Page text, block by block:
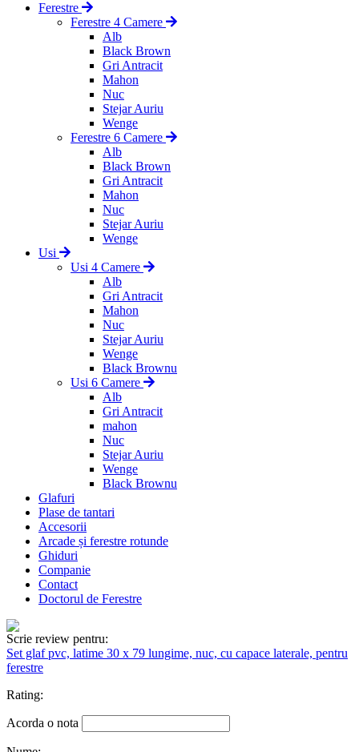
Ferestre
Ferestre 4 Camere
Alb
Black Brown
Gri Antracit
Mahon
Nuc
Stejar Auriu
Wenge
Ferestre 6 Camere
Alb
Black Brown
Gri Antracit
Mahon
Nuc
Stejar Auriu
Wenge
Usi
Usi 4 Camere
Alb
Gri Antracit
Mahon
Nuc
Stejar Auriu
Wenge
Black Brownu
Usi 6 Camere
Alb
Gri Antracit
mahon
Nuc
Stejar Auriu
Wenge
Black Brownu
Glafuri
Plase de tantari
Accesorii
Arcade și ferestre rotunde
Ghiduri
Companie
Contact
Doctorul de Ferestre
Scrie review pentru:
Set glaf pvc, latime 30 x 79 lungime, nuc, cu capace laterale, pentru
ferestre
Rating:
Acorda o nota